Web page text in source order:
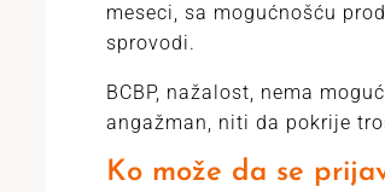
meseci, sa mogućnošću
sprovodi.
BCBP, nažalost, nema
angažman, niti da pokrije
Ko može da se